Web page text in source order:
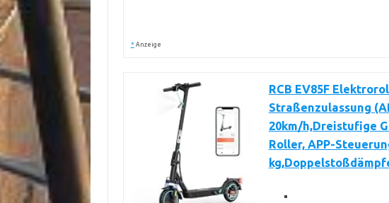
* Anzeige
RCB EV85F
Straßenzulassung
20km/h,Dreistufige
Roller, APP-